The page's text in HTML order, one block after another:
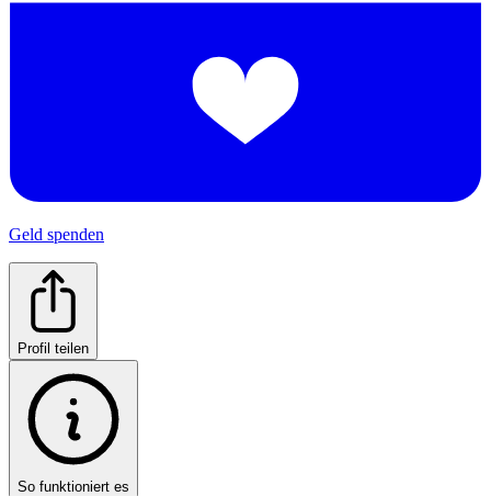
Geld spenden
Profil teilen
So funktioniert es